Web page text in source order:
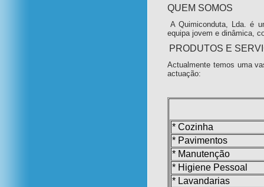
QUEM SOMOS
A Quimiconduta, Lda. é
equipa jovem e dinâmica,
PRODUTOS E
Actualmente temos uma
actuação:
* Cozinha
* Pavimentos
* Manutenção
* Higiene Pessoal
* Lavandarias